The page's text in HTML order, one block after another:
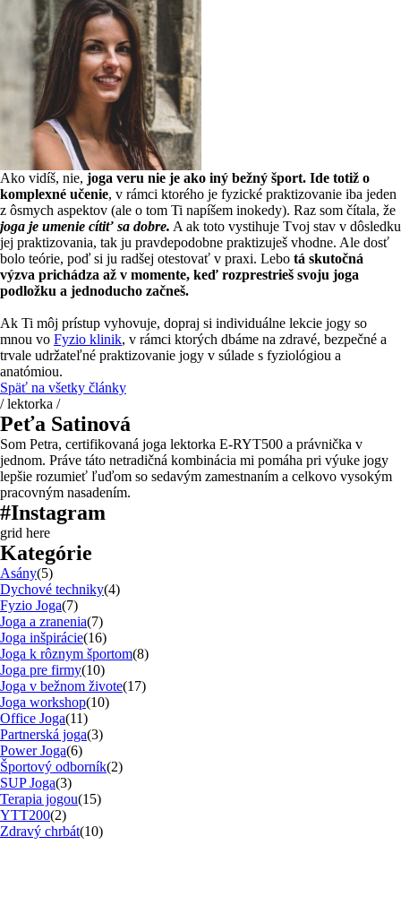
Ako vidíš, nie, joga veru nie je ako iný bežný šport. Ide totiž o
komplexné učenie, v rámci ktorého je fyzické praktizovanie iba jeden
z ôsmych aspektov (ale o tom Ti napíšem inokedy). Raz som čítala, že
joga je umenie cítiť sa dobre. A ak toto vystihuje Tvoj stav v dôsledku
jej praktizovania, tak ju pravdepodobne praktizuješ vhodne. Ale dosť
bolo teórie, poď si ju radšej otestovať v praxi. Lebo tá skutočná
výzva prichádza až v momente, keď rozprestrieš svoju joga
podložku a jednoducho začneš.
Ak Ti môj prístup vyhovuje, dopraj si individuálne lekcie jogy so
mnou vo Fyzio klinik, v rámci ktorých dbáme na zdravé, bezpečné a
trvale udržateľné praktizovanie jogy v súlade s fyziológiou a
anatómiou.
Späť na všetky články
/ lektorka /
Peťa Satinová
Som Petra, certifikovaná joga lektorka E-RYT500 a právnička v
jednom. Práve táto netradičná kombinácia mi pomáha pri výuke jogy
lepšie rozumieť ľuďom so sedavým zamestnaním a celkovo vysokým
pracovným nasadením.
#Instagram
grid here
Kategórie
Asány(5)
Dychové techniky(4)
Fyzio Joga(7)
Joga a zranenia(7)
Joga inšpirácie(16)
Joga k rôznym športom(8)
Joga pre firmy(10)
Joga v bežnom živote(17)
Joga workshop(10)
Office Joga(11)
Partnerská joga(3)
Power Joga(6)
Športový odborník(2)
SUP Joga(3)
Terapia jogou(15)
YTT200(2)
Zdravý chrbát(10)